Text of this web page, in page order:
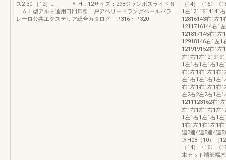
ズ2-30-［12］… 〃-H：12サイズ⋮298ジャンボスライドＮ
︲ＡＬ型アルミ通用口門扉引 戸アペリードラングベールパラ
レーロ公共エクステリア総合カタログ P.316・P.320
｛14｝〈16〉《
1左1211614141
12816143右1左1
1211716144右1
121817145右1左
12918146右1左1
121919152右1左
左1右1左
1左1右1左1右1
右1左1右1左1右
左1右1左1右1左
右1左1右1左1右
左2右2左2右1左
1211123162右1
左1右1左1右1左
1左1右1左1右1
1右1左1右1左1
連3連4連5連4連
連H08（10）［
｛14｝〈16〉《
木セット端部幅